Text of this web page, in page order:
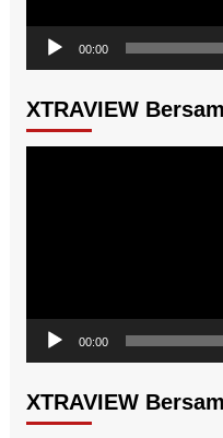
00:00
XTRAVIEW
00:00
XTRAVIEW